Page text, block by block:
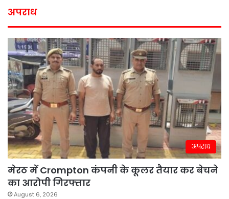
अपराध
अपराध
मेरठ में Crompton कंपनी के कूलर तैयार कर बेचने
का आरोपी गिरफ्तार
August 6, 2026